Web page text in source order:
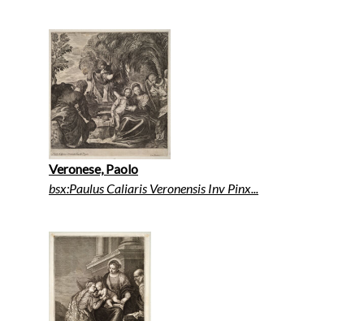
Veronese, Paolo
bsx:Paulus Caliaris Veronensis Inv Pinx...